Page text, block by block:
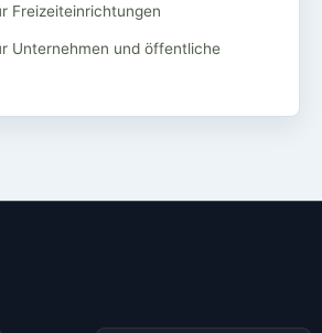
Freizeiteinrichtungen
Unternehmen und öffentliche